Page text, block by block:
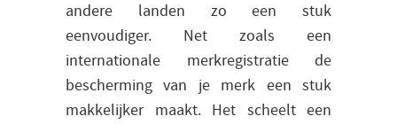
andere landen zo een stuk
eenvoudiger. Net zoals een
internationale merkregistratie de
bescherming van je merk een stuk
makkelijker maakt. Het scheelt een